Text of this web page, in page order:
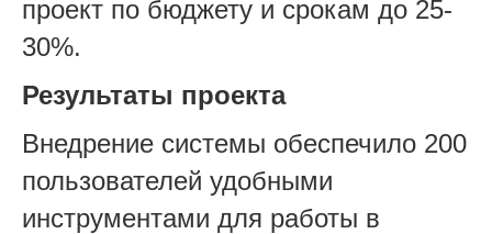
проект по бюджету и срокам до 25-
30%.
Результаты проекта
Внедрение системы обеспечило 200
пользователей удобными
инструментами для работы в